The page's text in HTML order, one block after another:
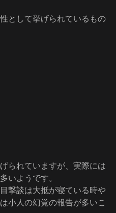
として挙げられているもの
られていますが、実際には
いようです。
撃談は大抵が寝ている時や
小人の幻覚の報告が多いこ